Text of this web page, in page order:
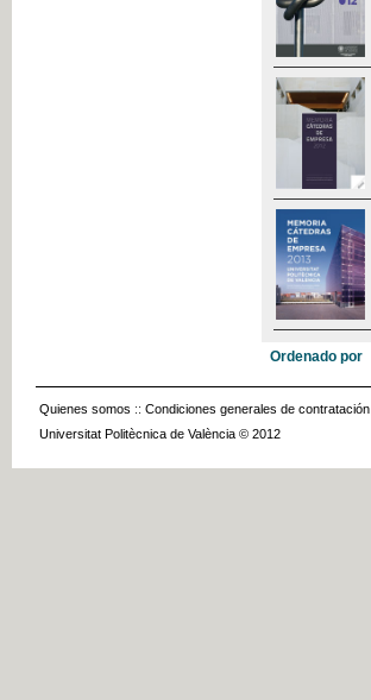
Ordenado por
Quienes somos :: Condiciones generales de contratación
Universitat Politècnica de València © 2012